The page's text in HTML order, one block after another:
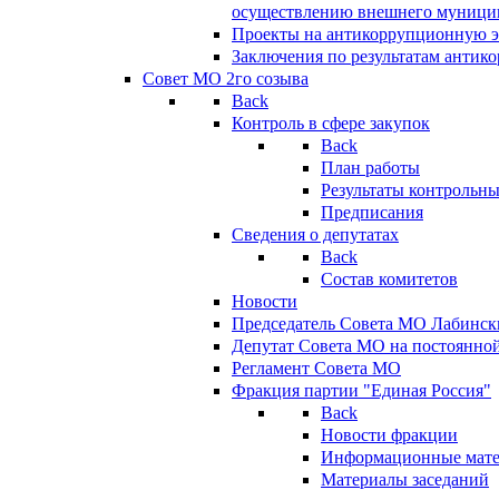
осуществлению внешнего
Проекты на антикоррупционную
Заключения по результатам
Совет МО 2го созыва
Back
Контроль в сфере закупок
Back
План работы
Результаты
Предписания
Сведения о депутатах
Back
Состав комитетов
Новости
Председатель Совета МО
Депутат Совета МО на
Регламент Совета МО
Фракция партии "Единая Россия"
Back
Новости фракции
Информационные
Материалы заседаний